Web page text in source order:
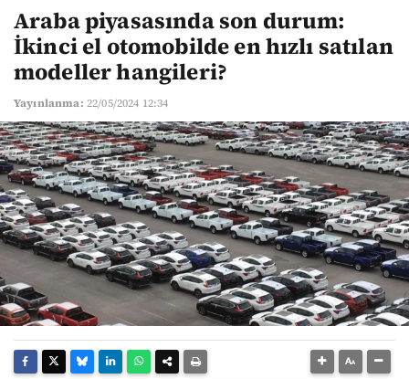
Araba piyasasında son durum:
İkinci el otomobilde en hızlı satılan
modeller hangileri?
Yayınlanma: 22/05/2024 12:34